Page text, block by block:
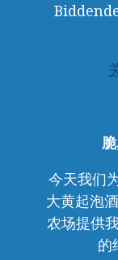
今天我们
大黄起泡酒
农场提供
的